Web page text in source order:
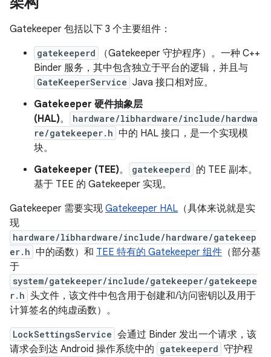
Gatekeeper 包括以下 3 个主要组件：
gatekeeperd
（Gatekeeper 守护程序）。一种 C++
Binder 服务，其中包含独立于平台的逻辑，并且与
GateKeeperService Java 接口相对应。
Gatekeeper 硬件抽象层
(HAL)。
hardware/libhardware/include/hardwa
re/gatekeeper.h 中的 HAL 接口，是一个实现模
块。
Gatekeeper (TEE)。 gatekeeperd 的 TEE 副本。
基于 TEE 的 Gatekeeper 实现。
Gatekeeper 需要实现 Gatekeeper HAL （具体来说就是实
现
hardware/libhardware/include/hardware/gatekeep
er.h 中的函数）和 TEE 特有的 Gatekeeper 组件 （部分基
于
system/gatekeeper/include/gatekeeper/gatekeepe
r.h 头文件，该文件中包含用于创建和/访问密钥以及用于
计算签名的纯虚函数）。
LockSettingsService 会通过 Binder 发出一个请求，该
请求会到达 Android 操作系统中的 gatekeeperd 守护程